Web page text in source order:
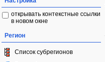
открывать контекстные ссылки
в новом окне
Регион
Список субрегионов